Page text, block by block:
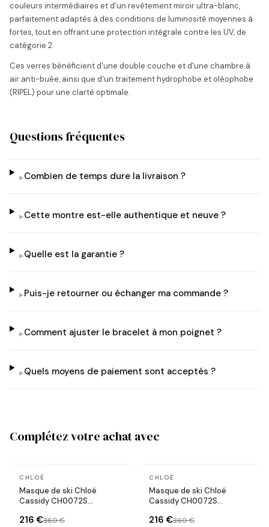
couleurs intermédiaires et d’un revêtement miroir ultra-blanc,
parfaitement adaptés à des conditions de luminosité moyennes à
fortes, tout en offrant une protection intégrale contre les UV, de
catégorie 2.
Ces verres bénéficient d'une double couche et d'une chambre à
air anti-buée, ainsi que d'un traitement hydrophobe et oléophobe
(RIPEL) pour une clarté optimale.
Questions fréquentes
▸Combien de temps dure la livraison ?
▸Cette montre est-elle authentique et neuve ?
▸Quelle est la garantie ?
▸Puis-je retourner ou échanger ma commande ?
▸Comment ajuster le bracelet à mon poignet ?
▸Quels moyens de paiement sont acceptés ?
Complétez votre achat avec
En stock
CHLOÉ
Masque de ski Chloé
Cassidy CH0072S
avec logo
216 €360 €
En stock
CHLOÉ
Masque de ski Chloé
Cassidy CH0072S
avec logo
216 €360 €